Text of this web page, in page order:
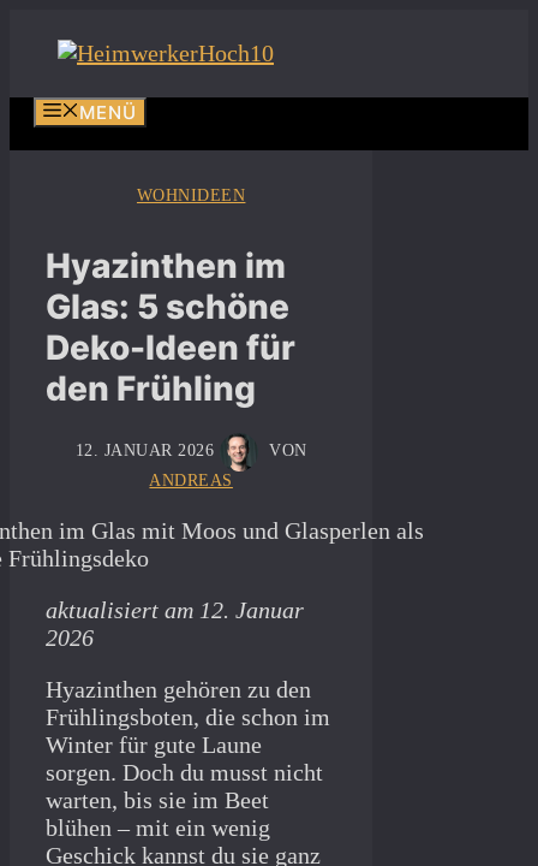
Inhalt
MENÜ
WOHNIDEEN
Hyazinthen im
Glas: 5 schöne
Deko-Ideen für
den Frühling
12. JANUAR 2026
VON
ANDREAS
aktualisiert am 12. Januar
2026
Hyazinthen gehören zu den
Frühlingsboten, die schon im
Winter für gute Laune
sorgen. Doch du musst nicht
warten, bis sie im Beet
blühen – mit ein wenig
Geschick kannst du sie ganz